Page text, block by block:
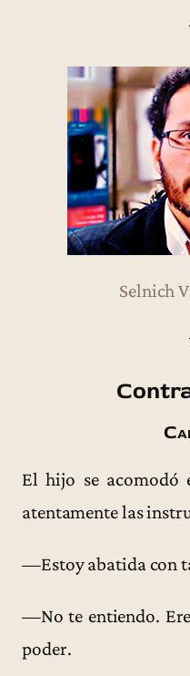
Selnich
El hijo se acomodó
atentamente las
—Estoy abatida con
—No te entiendo.
poder.